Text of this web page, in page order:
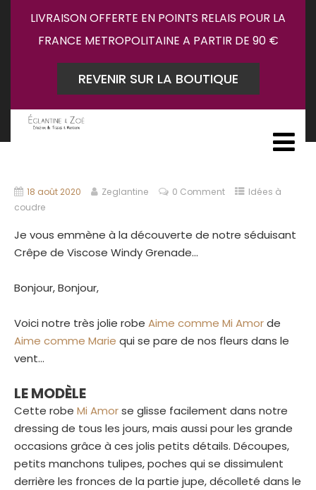
LIVRAISON OFFERTE EN POINTS RELAIS POUR LA
FRANCE METROPOLITAINE A PARTIR DE 90 €
REVENIR SUR LA BOUTIQUE
18 août 2020 Zeglantine 0 Comment
Idées à
coudre
Je vous emmène à la découverte de notre séduisant
Crêpe de Viscose Windy Grenade…
Bonjour, Bonjour,
Voici notre très jolie robe Aime comme Mi Amorde
Aime comme Marie qui se pare de nos fleurs dans le
vent…
LE MODÈLE
Cette robe Mi Amorse glisse facilement dans notre
dressing de tous les jours, mais aussi pour les grande
occasions grâce à ces jolis petits détails. Découpes,
petits manchons tulipes, poches qui se dissimulent
derrière les fronces de la partie jupe, décolleté dans le